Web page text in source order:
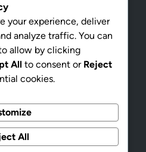
your experience, deliver
analyze traffic. You can
allow by clicking
All to consent or Reject
cookies.
All